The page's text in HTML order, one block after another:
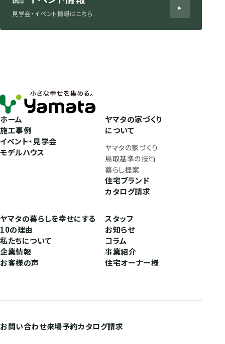
見学会・イベント情報はこちら
ホーム
施工事例
イベント・見学会
モデルハウス
ヤマタの家づくり
について
ヤマタの家づくり
鳥取基準の技術
暮らし提案
住宅ブランド
カタログ請求
ヤマタの暮らしを幸せにする
10の理由
私たちについて
企業情報
お客様の声
スタッフ
お知らせ
コラム
事業紹介
住宅オーナー様
お問い合わせ来場予約カタログ請求